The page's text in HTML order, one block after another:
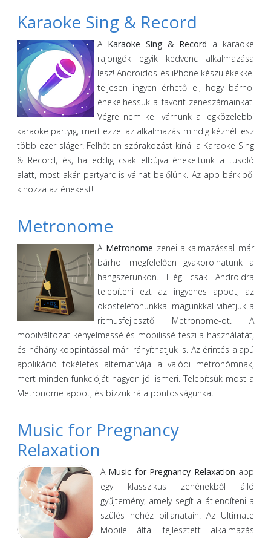
Karaoke Sing & Record
A Karaoke Sing & Record a karaoke
rajongók egyik kedvenc alkalmazása
lesz! Androidos és iPhone készülékekkel
teljesen ingyen érhető el, hogy bárhol
énekelhessük a favorit zeneszámainkat.
Végre nem kell várnunk a legközelebbi
karaoke partyig, mert ezzel az alkalmazás mindig kéznél lesz
több ezer sláger. Felhőtlen szórakozást kínál a Karaoke Sing
& Record, és, ha eddig csak elbújva énekeltünk a tusoló
alatt, most akár partyarc is válhat belőlünk. Az app bárkiből
kihozza az énekest!
Metronome
A Metronome zenei alkalmazással már
bárhol megfelelően gyakorolhatunk a
hangszerünkön. Elég csak Androidra
telepíteni ezt az ingyenes appot, az
okostelefonunkkal magunkkal vihetjük a
ritmusfejlesztő Metronome-ot. A
mobilváltozat kényelmessé és mobilissé teszi a használatát,
és néhány koppintással már irányíthatjuk is. Az érintés alapú
applikáció tökéletes alternatívája a valódi metronómnak,
mert minden funkcióját nagyon jól ismeri. Telepítsük most a
Metronome appot, és bízzuk rá a pontosságunkat!
Music for Pregnancy
Relaxation
A Music for Pregnancy Relaxation app
egy klasszikus zenénekből álló
gyűjtemény, amely segít a átlendíteni a
szülés nehéz pillanatain. Az Ultimate
Mobile által fejlesztett alkalmazás